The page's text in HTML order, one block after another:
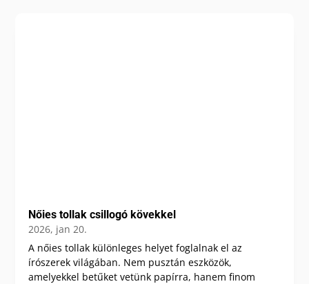
Nőies tollak csillogó kövekkel
2026, jan 20.
A nőies tollak különleges helyet foglalnak el az
írószerek világában. Nem pusztán eszközök,
amelyekkel betűket vetünk papírra, hanem finom